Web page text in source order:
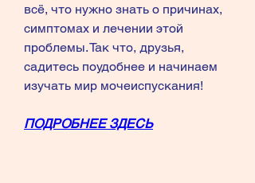
всё, что нужно знать о причинах,
симптомах и лечении этой
проблемы. Так что, друзья,
садитесь поудобнее и начинаем
изучать мир мочеиспускания!
ПОДРОБНЕЕ ЗДЕСЬ